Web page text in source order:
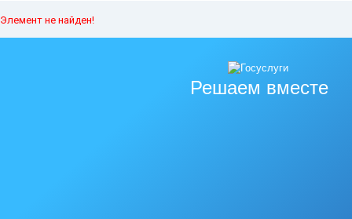
Элемент не найден!
Решаем вместе